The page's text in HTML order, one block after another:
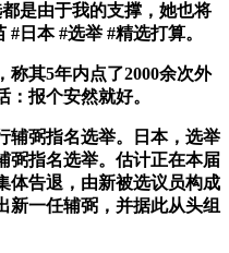
是由于我的支撑，她也将
日本 #选举 #精选打算。
其5年内点了2000余次外
报个安然就好。
弼指名选举。日本，选举
弼指名选举。估计正在本届
体告退，由新被选议员构成
新一任辅弼，并据此从头组